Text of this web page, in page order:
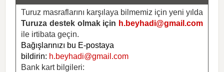
Turuz masraflarını karşılaya bilmemiz için yeni yılda
Turuza destek olmak için h.beyhadi@gmail.com
ile irtibata geçin.
Bağışlarınızı bu E-postaya
bildirin: h.beyhadi@gmail.com
Bank kart bilgileri: